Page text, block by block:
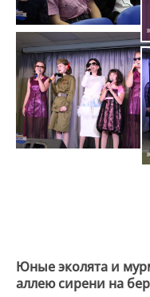
Юные эколята и
аллею сирени на